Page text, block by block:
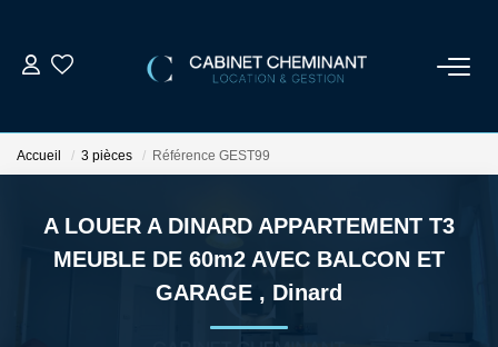
LOUER
Accueil 3 pièces Référence GEST99
A LOUER A DINARD APPARTEMENT T3
MEUBLE DE 60m2 AVEC BALCON ET
GARAGE , Dinard